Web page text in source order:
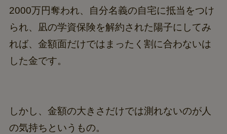
2000万円奪われ、自分名義の自宅に抵当をつけ
られ、凪の学資保険を解約された陽子にしてみ
れば、金額面だけではまったく割に合わないは
した金です。
しかし、金額の大きさだけでは測れないのが人
の気持ちというもの。